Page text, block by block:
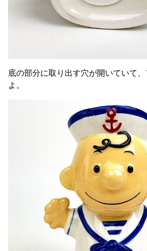
底の部分に取り出す穴が開いていて
よ。